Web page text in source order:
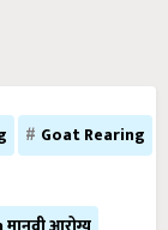
Goat Rearing